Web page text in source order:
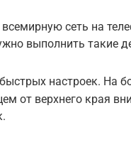
сеть на
выполнить такие
настроек. На
от верхнего края